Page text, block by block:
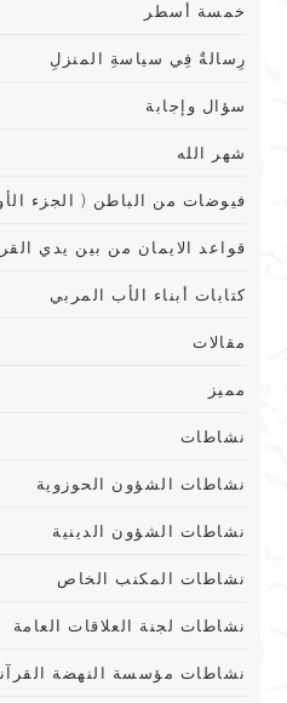
خمسة أسطر
رِسالةٌ فِي سياسةِ المنزلِ
سؤال وإجابة
شهر الله
فيوضات من الباطن ( الجزء
قواعد الايمان من بين يدي
كتابات أبناء الأب المربي
مقالات
مميز
نشاطات
نشاطات الشؤون الحوزوية
نشاطات الشؤون الدينية
نشاطات المكنب الخاص
نشاطات لجنة العلاقات العامة
نشاطات مؤسسة النهضة